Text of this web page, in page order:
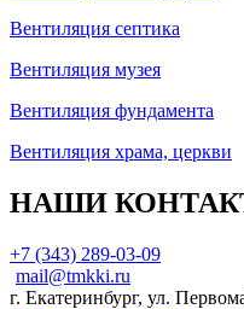
Вентиляция септика
Вентиляция музея
Вентиляция фундамента
Вентиляция храма, церкви
НАШИ
+7 (343) 289-03-09
mail@tmkki.ru
г. Екатеринбург, ул.